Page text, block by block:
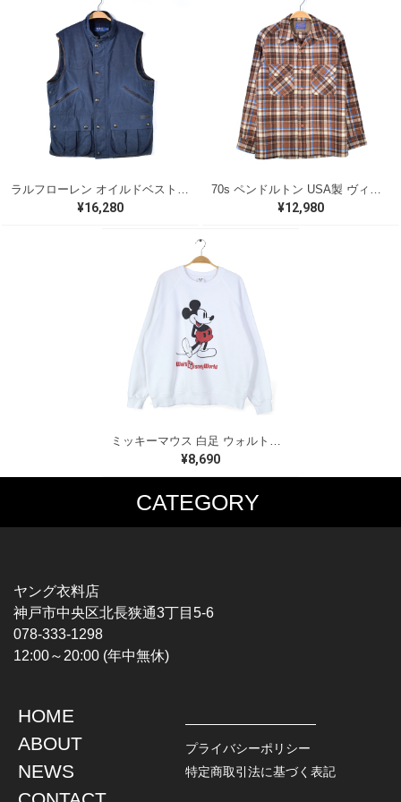
¥16,280 ¥12,980
ミッキーマウス 白足 ウォルトディズニーオフィシャル スウェット ホワイト WALT DISNEY WORLD ウォルトディズニーオフィシャル サイズXL相当 古着 CF0995
¥8,690
CATEGORY
MUSIC TEE
HARDCORE / PUNK
PROGLESSIVE ROCK
POPS
SOUL / R&B
T-SHIRTS
CHAMPION
TOPS
L / S SHIRT
S / S SHIRT
JACKET
DENIM
LEATHER
ヤング衣料店
神戸市中央区北長狭通3丁目5-6
078-333-1298
12:00～20:00 (年中無休)
HOME
ABOUT
NEWS
プライバシーポリシー
特定商取引法に基づく表記